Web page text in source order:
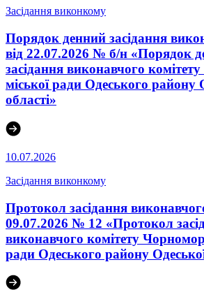
Засідання виконкому
Порядок денний засідання
від 22.07.2026 № б/н «Порядок
засідання виконавчого
міської ради Одеського району
області»
10.07.2026
Засідання виконкому
Протокол засідання
09.07.2026 № 12 «Протокол
виконавчого комітету
ради Одеського району